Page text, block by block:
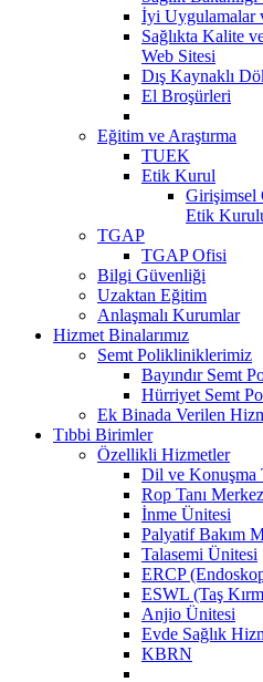
İyi Uygulamalar
Sağlıkta Kalite
Web Sitesi
Dış Kaynaklı
El Broşürleri
Eğitim ve Araştırma
TUEK
Etik Kurul
Girişimsel
Etik
TGAP
TGAP Ofisi
Bilgi Güvenliği
Uzaktan Eğitim
Anlaşmalı Kurumlar
Hizmet Binalarımız
Semt Polikliniklerimiz
Bayındır Semt
Hürriyet Semt
Ek Binada Verilen
Tıbbi Birimler
Özellikli Hizmetler
Dil ve Konuşma
Rop Tanı
İnme Ünitesi
Palyatif Bakım
Talasemi Ünitesi
ERCP
ESWL (Taş
Anjio Ünitesi
Evde Sağlık
KBRN